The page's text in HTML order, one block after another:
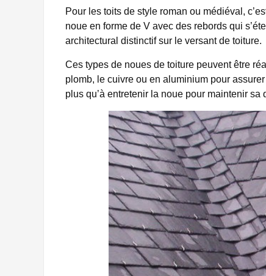
Pour les toits de style roman ou médiéval,
noue en forme de V avec des rebords qui
architectural distinctif sur le versant de toiture.
Ces types de noues de toiture peuvent être
plomb, le cuivre ou en aluminium pour
plus qu’à entretenir la noue pour maintenir sa